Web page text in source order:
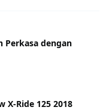
Perkasa dengan
X-Ride 125 2018